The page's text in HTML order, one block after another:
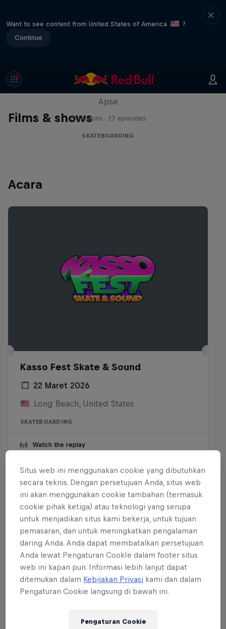
Want to see content from United States of America
?
Continue
Films & shows
Skate Tales
Apse
5 Seasons · 27 episodes
SKATEBOARDING
Acara
Kasso Fest Skate & Sound
22 Maret 2026
Long Beach, United States
SKATEBOARDING
Watch the replay
Want more of this?
Skateboarding
Welcome to the Red Bull Skateboarding hub, your
source for skateboarding news, videos, rider …
Situs web ini menggunakan cookie yang dibutuhkan
secara teknis. Dengan persetujuan Anda, situs web
ini akan menggunakan cookie tambahan (termasuk
cookie pihak ketiga) atau teknologi yang serupa
untuk menjadikan situs kami bekerja, untuk tujuan
pemasaran, dan untuk meningkatkan pengalaman
daring Anda. Anda dapat membatalkan persetujuan
Anda lewat Pengaturan CookIe dalam footer situs
web ini kapan pun. Informasi lebih lanjut dapat
ditemukan dalam Kebijakan Privasi kami dan dalam
Pengaturan Cookie langsung di bawah ini.
Pengaturan Cookie